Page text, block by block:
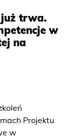
już trwa.
w
na
Projektu
w